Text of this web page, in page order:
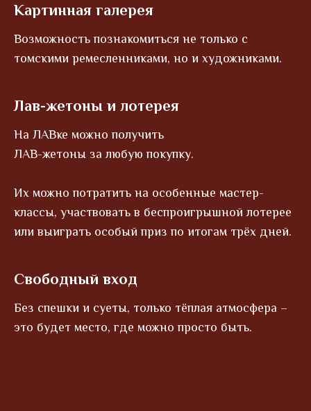
Картинная галерея
Возможность познакомиться не только с
томскими ремесленниками, но и художниками.
Лав-жетоны и лотерея
На ЛАВке можно получить
ЛАВ-жетоны за любую покупку.
Их можно потратить на особенные мастер-
классы, участвовать в беспроигрышной лотерее
или выиграть особый приз по итогам трёх дней.
Свободный вход
Без спешки и суеты, только тёплая атмосфера –
это будет место, где можно просто быть.